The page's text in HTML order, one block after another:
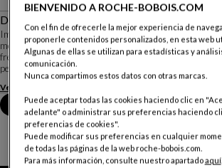
Descripción
Imaginada por Fabrice Berrux, el frontal de esta
módulos ensamblados por desplazamientos de
frente, muestra una presencia gráfica casi escultural.
permiten disimular o ...
Ver más
Reserva una cita en tienda
BIENVENIDO A ROCHE-BOBOIS.COM
Con el fin de ofrecerle la mejor experiencia de
proponerle contenidos personalizados, en esta web
Algunas de ellas se utilizan para estadísticas y
comunicación.
Nunca compartimos estos datos con otras marcas.
Puede aceptar todas las cookies haciendo clic en
adelante" o administrar sus preferencias haciendo
preferencias de cookies".
Puede modificar sus preferencias en cualquier
de todas las páginas de la web roche-bobois.com.
Para más información, consulte nuestro apartadoaquí.